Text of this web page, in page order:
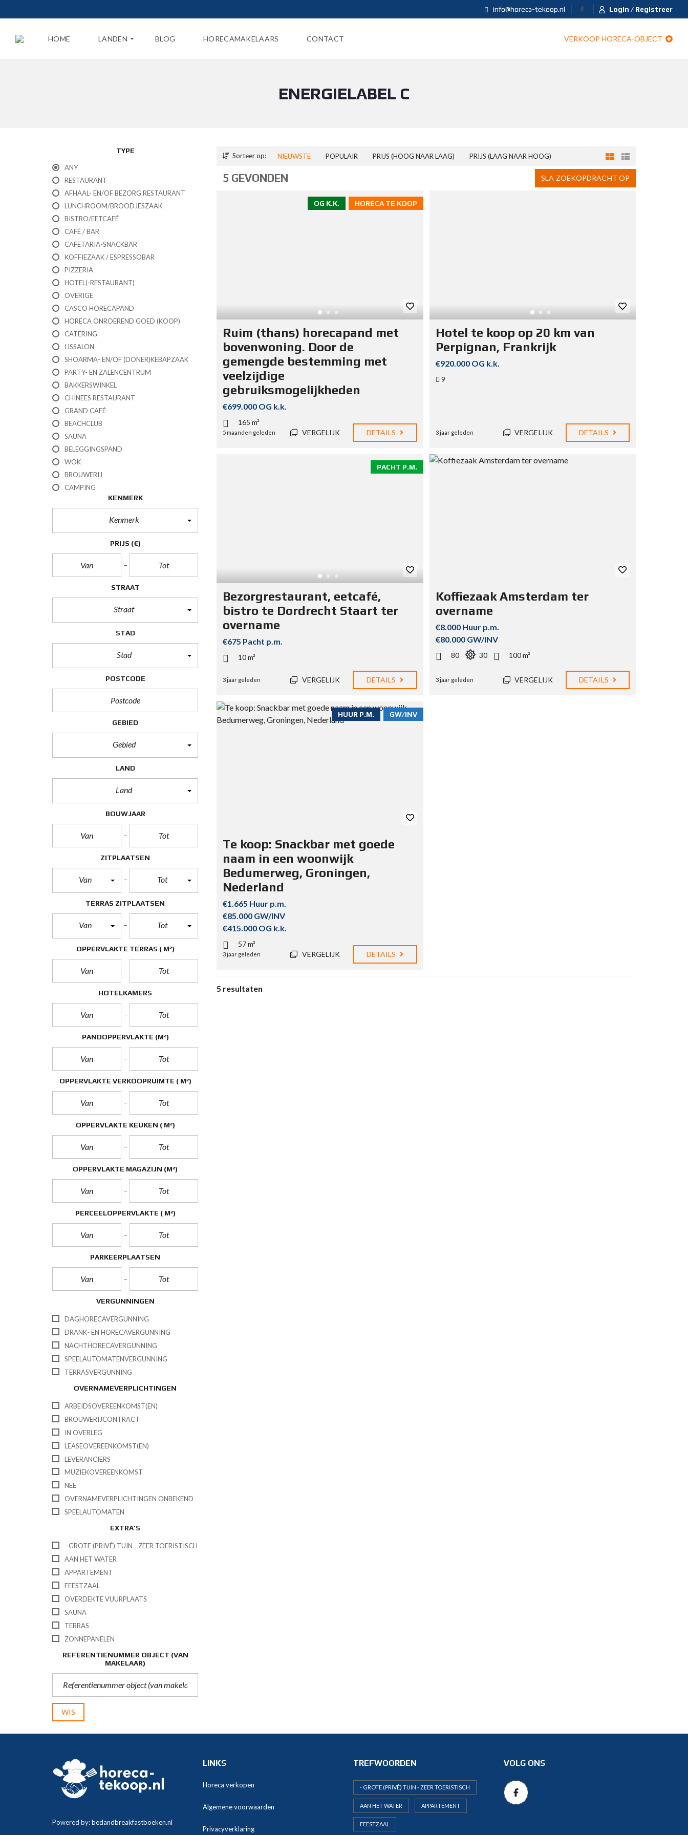
info@horeca-tekoop.nl Login / Registreer
HOME LANDEN
B
E
G
I
E
U
P
BLOG HORECAMAKELAARS CONTACT VERKOOP HORECA-OBJECT
ENERGIELABEL C
TYPE
ANY
RESTAURANT
AFHAAL- EN/OF BEZORG RESTAURANT
LUNCHROOM/BROODJESZAAK
BISTRO/EETCAFÉ
CAFÉ / BAR
CAFETARIA-SNACKBAR
KOFFIEZAAK / ESPRESSOBAR
PIZZERIA
HOTEL(-RESTAURANT)
OVERIGE
CASCO HORECAPAND
HORECA ONROEREND GOED (KOOP)
CATERING
IJSSALON
SHOARMA- EN/OF (DÖNER)KEBAPZAAK
PARTY- EN ZALENCENTRUM
BAKKERSWINKEL
CHINEES RESTAURANT
GRAND CAFÉ
BEACHCLUB
SAUNA
BELEGGINGSPAND
WOK
BROUWERIJ
CAMPING
KENMERK
Kenmerk
PRIJS (€)
STRAAT
Straat
STAD
Stad
POSTCODE
GEBIED
Gebied
LAND
Land
BOUWJAAR
ZITPLAATSEN
Van Tot
TERRAS ZITPLAATSEN
Van Tot
OPPERVLAKTE TERRAS ( M²)
HOTELKAMERS
PANDOPPERVLAKTE (M²)
OPPERVLAKTE VERKOOPRUIMTE ( M²)
OPPERVLAKTE KEUKEN ( M²)
OPPERVLAKTE MAGAZIJN (M²)
PERCEELOPPERVLAKTE ( M²)
PARKEERPLAATSEN
VERGUNNINGEN
DAGHORECAVERGUNNING
DRANK- EN HORECAVERGUNNING
NACHTHORECAVERGUNNING
SPEELAUTOMATENVERGUNNING
TERRASVERGUNNING
OVERNAMEVERPLICHTINGEN
ARBEIDSOVEREENKOMST(EN)
BROUWERIJCONTRACT
IN OVERLEG
LEASEOVEREENKOMST(EN)
LEVERANCIERS
MUZIEKOVEREENKOMST
NEE
OVERNAMEVERPLICHTINGEN ONBEKEND
SPEELAUTOMATEN
EXTRA'S
- GROTE (PRIVÉ) TUIN - ZEER TOERISTISCH
AAN HET WATER
APPARTEMENT
FEESTZAAL
OVERDEKTE VUURPLAATS
SAUNA
TERRAS
ZONNEPANELEN
REFERENTIENUMMER OBJECT (VAN
MAKELAAR)
WIS
Sorteer op: NIEUWSTE POPULAIR PRIJS (HOOG NAAR LAAG) PRIJS (LAAG NAAR HOOG)
SLA ZOEKOPDRACHT OP
5 GEVONDEN
HORECA TE KOOP
OG K.K.
Ruim (thans) horecapand met
bovenwoning. Door de
gemengde bestemming met
veelzijdige
gebruiksmogelijkheden
€699.000 OG k.k.
165 m²
5 maanden geleden VERGELIJK DETAILS
Hotel te koop op 20 km van
Perpignan, Frankrijk
€920.000 OG k.k.
9
3 jaar geleden VERGELIJK DETAILS
PACHT P.M.
Bezorgrestaurant, eetcafé,
bistro te Dordrecht Staart ter
overname
€675 Pacht p.m.
10 m²
3 jaar geleden VERGELIJK DETAILS
Koffiezaak Amsterdam ter
overname
€8.000 Huur p.m.
€80.000 GW/INV
80 30 100 m²
3 jaar geleden VERGELIJK DETAILS
GW/INV
HUUR P.M.
Te koop: Snackbar met goede
naam in een woonwijk
Bedumerweg, Groningen,
Nederland
€1.665 Huur p.m.
€85.000 GW/INV
€415.000 OG k.k.
57 m²
3 jaar geleden VERGELIJK DETAILS
5 resultaten
Powered by:bedandbreakfastboeken.nl
LINKS
Horeca verkopen
Algemene voorwaarden
Privacyverklaring
TREFWOORDEN
- GROTE (PRIVÉ) TUIN - ZEER TOERISTISCH
AAN HET WATER APPARTEMENT
FEESTZAAL
VOLG ONS